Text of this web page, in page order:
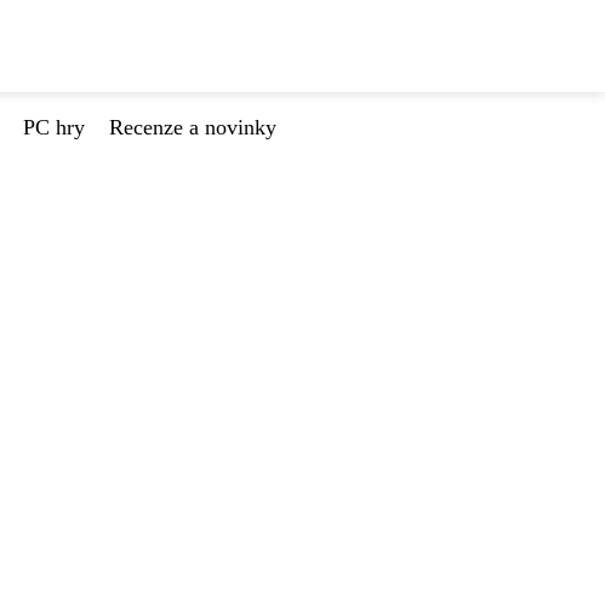
PC hry Recenze a novinky